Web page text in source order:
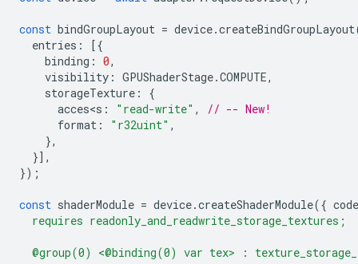
const bindGroupLayout = device.createBindGroupLayout
entries :
[{
binding : 0,
visibility : GPUShaderStage.COMPUTE,
storageTexture :
{
acces<s : "read-write" ,
// -- New!
format : "r32uint" ,
},
}],
});
const shaderModule = device.createShaderModule({ code
  requires readonly_and_readwrite_storage_textures;
@group(0) <@binding(0) var tex> :